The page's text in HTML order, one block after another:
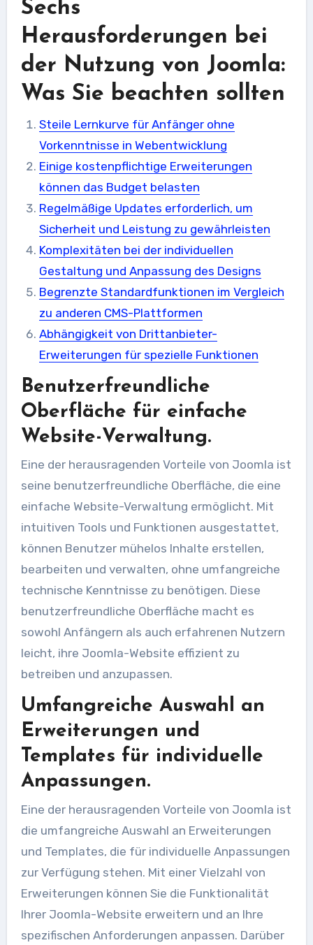
Sechs
Herausforderungen bei
der Nutzung von Joomla:
Was Sie beachten sollten
Steile Lernkurve für Anfänger ohne
Vorkenntnisse in Webentwicklung
Einige kostenpflichtige Erweiterungen
können das Budget belasten
Regelmäßige Updates erforderlich, um
Sicherheit und Leistung zu gewährleisten
Komplexitäten bei der individuellen
Gestaltung und Anpassung des Designs
Begrenzte Standardfunktionen im Vergleich
zu anderen CMS-Plattformen
Abhängigkeit von Drittanbieter-
Erweiterungen für spezielle Funktionen
Benutzerfreundliche
Oberfläche für einfache
Website-Verwaltung.
Eine der herausragenden Vorteile von Joomla ist
seine benutzerfreundliche Oberfläche, die eine
einfache Website-Verwaltung ermöglicht. Mit
intuitiven Tools und Funktionen ausgestattet,
können Benutzer mühelos Inhalte erstellen,
bearbeiten und verwalten, ohne umfangreiche
technische Kenntnisse zu benötigen. Diese
benutzerfreundliche Oberfläche macht es
sowohl Anfängern als auch erfahrenen Nutzern
leicht, ihre Joomla-Website effizient zu
betreiben und anzupassen.
Umfangreiche Auswahl an
Erweiterungen und
Templates für individuelle
Anpassungen.
Eine der herausragenden Vorteile von Joomla ist
die umfangreiche Auswahl an Erweiterungen
und Templates, die für individuelle Anpassungen
zur Verfügung stehen. Mit einer Vielzahl von
Erweiterungen können Sie die Funktionalität
Ihrer Joomla-Website erweitern und an Ihre
spezifischen Anforderungen anpassen. Darüber